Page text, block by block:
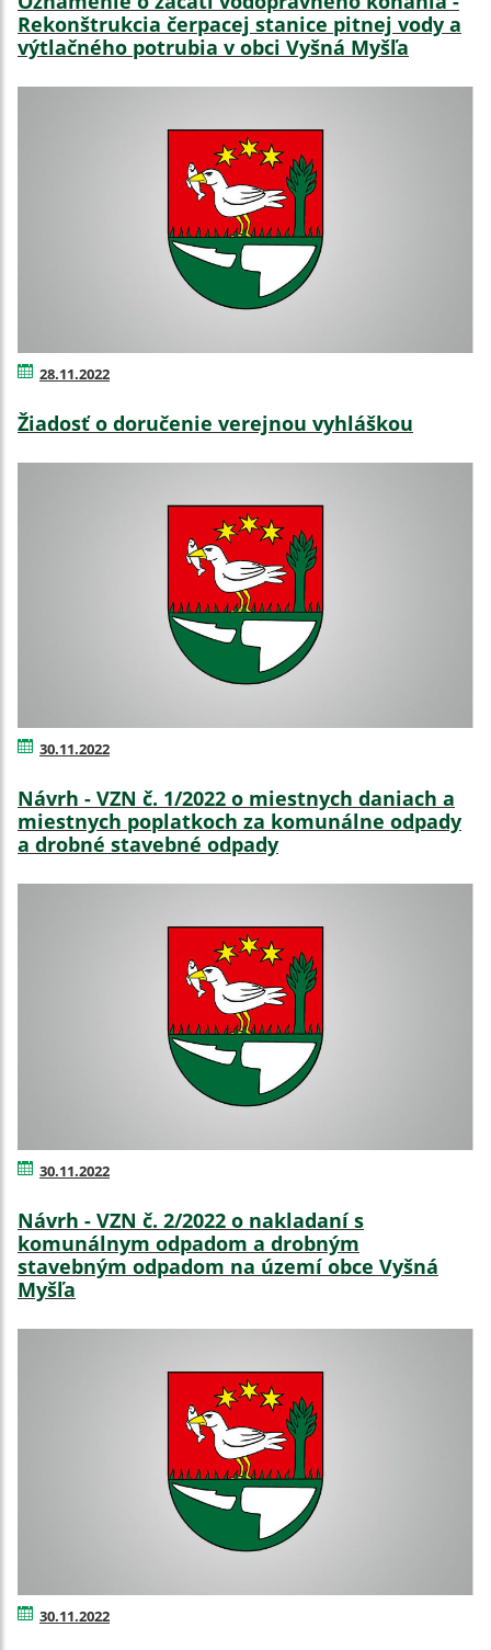
Rekonštrukcia čerpacej stanice pitnej vody a
výtlačného potrubia v obci Vyšná Myšľa
28.11.2022
Žiadosť o doručenie verejnou vyhláškou
30.11.2022
Návrh - VZN č. 1/2022 o miestnych daniach a
miestnych poplatkoch za komunálne odpady
a drobné stavebné odpady
30.11.2022
Návrh - VZN č. 2/2022 o nakladaní s
komunálnym odpadom a drobným
stavebným odpadom na území obce Vyšná
Myšľa
30.11.2022